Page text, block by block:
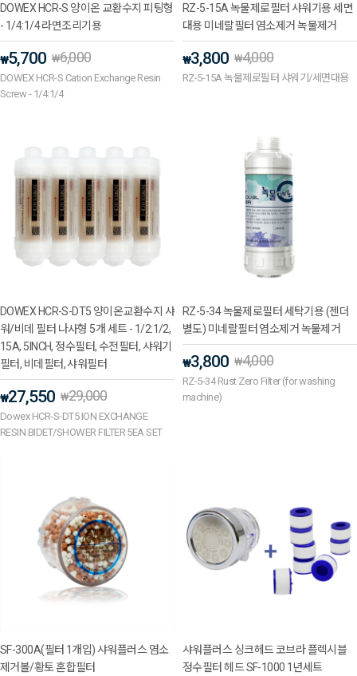
DOWEX HCR-S 양이온 교환수지 피팅형
- 1/4:1/4 라면조리기용
₩5,700 ₩6,000
DOWEX HCR-S Cation Exchange Resin
Screw - 1/4:1/4
RZ-5-15A 녹물제로필터 샤워기용 세면
대용 미네랄필터 염소제거 녹물제거
₩3,800 ₩4,000
RZ-5-15A 녹물제로필터 샤워기/세면대용
DOWEX HCR-S-DT5 양이온교환수지 샤
워/비데 필터 나사형 5개 세트 - 1/2:1/2,
15A, 5INCH, 정수필터, 수전필터, 샤워기
필터, 비데필터, 샤워필터
₩27,550 ₩29,000
Dowex HCR-S-DT5 ION EXCHANGE
RESIN BIDET/SHOWER FILTER 5EA SET
RZ-5-34 녹물제로필터 세탁기용 (젠더
별도) 미네랄필터 염소제거 녹물제거
₩3,800 ₩4,000
RZ-5-34 Rust Zero Filter (for washing
machine)
SF-300A(필터 1개입) 샤워플러스 염소
제거볼/황토 혼합필터
샤워플러스 싱크헤드 코브라 플렉시블
정수필터 헤드 SF-1000 1년세트